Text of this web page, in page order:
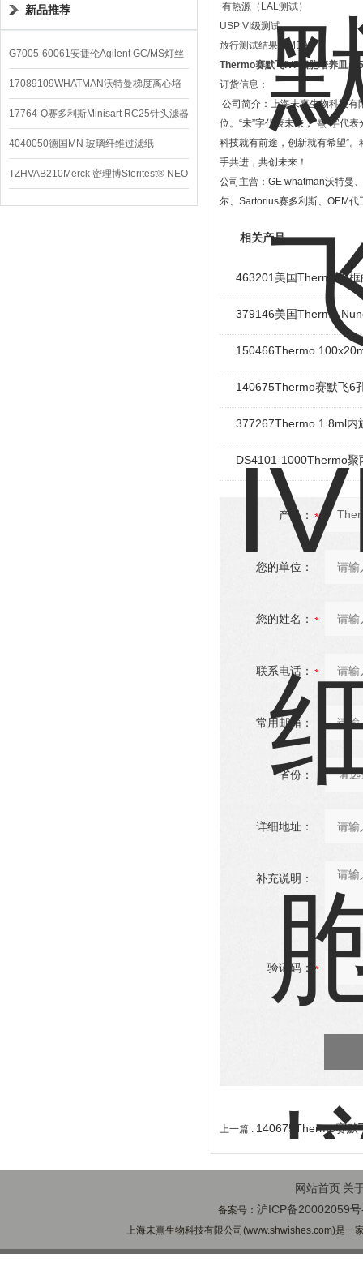
新品推荐
G7005-60061安捷伦Agilent GC/MS灯丝
配件
17089109WHATMAN沃特曼梯度离心培
养基
17764-Q赛多利斯Minisart RC25针头滤器
4040050德国MN 玻璃纤维过滤纸
TZHVAB210Merck 密理博Steritest® NEO
设备
有热源（LAL测试）
USP VI级测试
放行测试结果（MEA）
Thermo赛默飞IVF细胞培养皿
订货信息：
公司简介：上海未熹生物科技有
位。 “未”字代表未来，“熹”字代表
科技就有前途，创新就有希望”。
手共进，共创未来！
公司主营： GE whatman沃特曼、
尔、 Sartorius赛多利斯、 OEM代
相关产品
463201美国Thermo带
379146美国Thermo
150466Thermo
140675Thermo赛默飞6
377267Thermo 1.8ml内
DS4101-1000Thermo聚
产品：
您的单位：
您的姓名：
联系电话：
常用邮箱：
省份：
详细地址：
补充说明：
验证码：
上一篇 : 140675Thermo赛默
网站首页 关
备案号：沪ICP备20002059
上海未熹生物科技有限公司(www.shwishes.com)是一